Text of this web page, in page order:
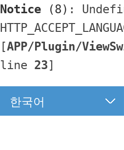
Notice (8) :
[APP/Plugin/
line 23]
한국어